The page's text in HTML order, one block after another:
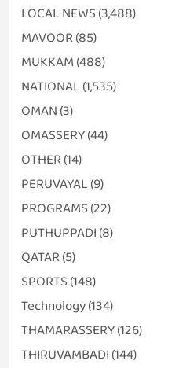
LOCAL NEWS (3,488)
MAVOOR (85)
MUKKAM (488)
NATIONAL (1,535)
OMAN (3)
OMASSERY(44)
OTHER (14)
PERUVAYAL (9)
PROGRAMS (22)
PUTHUPPADI (8)
QATAR (5)
SPORTS (148)
Technology(134)
THAMARASSERY(126)
THIRUVAMBADI (144)